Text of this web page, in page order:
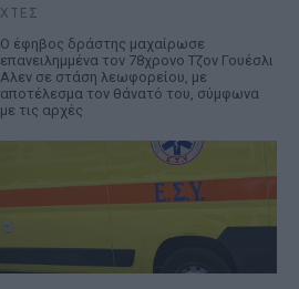
ΧΤΕΣ
Ο έφηβος δράστης μαχαίρωσε
επανειλημμένα τον 78χρονο Τζον Γουέσλι
Αλεν σε στάση λεωφορείου, με
αποτέλεσμα τον θάνατό του, σύμφωνα
με τις αρχές